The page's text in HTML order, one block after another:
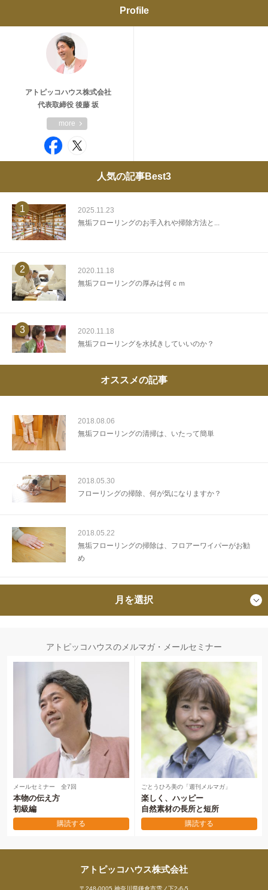
Profile
アトピッコハウス株式会社
代表取締役 後藤 坂
more
人気の記事Best3
1
2025.11.23
無垢フローリングのお手入れや掃除方法と...
2
2020.11.18
無垢フローリングの厚みは何ｃｍ
3
2020.11.18
無垢フローリングを水拭きしていいのか？
オススメの記事
2018.08.06
無垢フローリングの清掃は、いたって簡単
2018.05.30
フローリングの掃除、何が気になりますか？
2018.05.22
無垢フローリングの掃除は、フロアーワイパーがお勧
め
月を選択
アトピッコハウスのメルマガ・メールセミナー
メールセミナー 全7回
本物の伝え方
初級編
購読する
ごとうひろ美の「週刊メルマガ」
楽しく、ハッピー
自然素材の長所と短所
購読する
アトピッコハウス株式会社
〒248-0005 神奈川県鎌倉市雪ノ下2-6-5